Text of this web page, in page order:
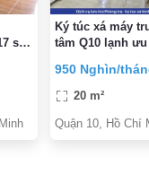
sư
Ký túc xá máy
tâm Q10 lạnh
ngay 300K
950 Nghìn/
20 m²
Quận 10, Hồ Chí